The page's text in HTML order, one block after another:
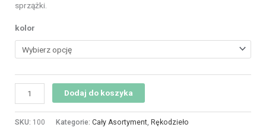
sprzążki.
kolor
Dodaj do koszyka
SKU: 100 Kategorie: Cały Asortyment, Rękodzieło